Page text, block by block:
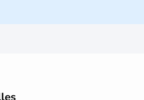
monde, elle doit son